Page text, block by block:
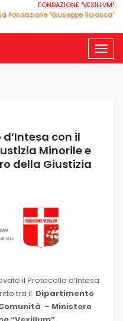
FONDAZIONE "VEXILLVM"
Fondazione "Giuseppe Sciacca"
con il
Minorile e
della Giustizia
il Protocollo d’Intesa
tra il Dipartimento
– Ministero